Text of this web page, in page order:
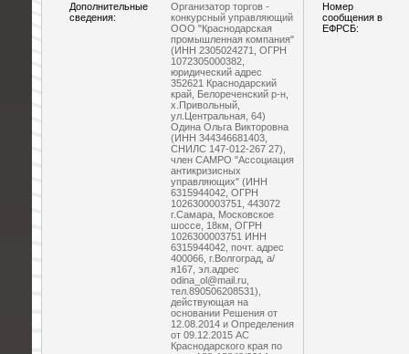
Дополнительные
сведения:
Организатор торгов -
конкурсный управляющий
ООО "Краснодарская
промышленная компания"
(ИНН 2305024271, ОГРН
1072305000382,
юридический адрес
352621 Краснодарский
край, Белореченский р-н,
х.Привольный,
ул.Центральная, 64)
Одина Ольга Викторовна
(ИНН 344346681403,
СНИЛС 147-012-267 27),
член САМРО "Ассоциация
антикризисных
управляющих" (ИНН
6315944042, ОГРН
1026300003751, 443072
г.Самара, Московское
шоссе, 18км, ОГРН
1026300003751 ИНН
6315944042, почт. адрес
400066, г.Волгоград, а/
я167, эл.адрес
odina_ol@mail.ru,
тел.890506208531),
действующая на
основании Решения от
12.08.2014 и Определения
от 09.12.2015 АС
Краснодарского края по
Номер
сообщения в
ЕФРСБ: